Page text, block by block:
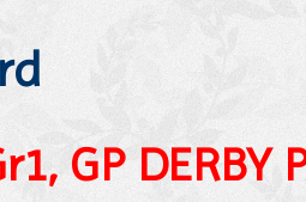
GP DERBY